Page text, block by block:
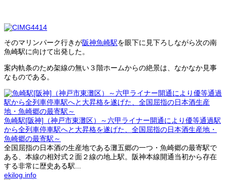
そのマリンパーク行きが阪神魚崎駅を眼下に見下ろしながら次の南
魚崎駅に向けて出発した。
案内軌条のため架線の無い３階ホームからの絶景は、なかなか見事
なものである。
魚崎駅[阪神]（神戸市東灘区）～六甲ライナー開通により優等通過駅
から全列車停車駅へと大昇格を遂げた、全国屈指の日本酒生産地・
魚崎郷の最寄駅～
全国屈指の日本酒の生産地である灘五郷の一つ・魚崎郷の最寄駅で
ある、本線の相対式２面２線の地上駅。阪神本線開通当初から存在
する非常に歴史ある駅...
ekilog.info